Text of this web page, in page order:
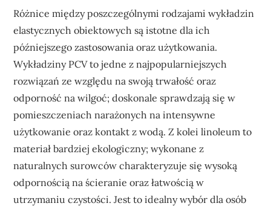
Różnice między poszczególnymi rodzajami wykładzin
elastycznych obiektowych są istotne dla ich
późniejszego zastosowania oraz użytkowania.
Wykładziny PCV to jedne z najpopularniejszych
rozwiązań ze względu na swoją trwałość oraz
odporność na wilgoć; doskonale sprawdzają się w
pomieszczeniach narażonych na intensywne
użytkowanie oraz kontakt z wodą. Z kolei linoleum to
materiał bardziej ekologiczny; wykonane z
naturalnych surowców charakteryzuje się wysoką
odpornością na ścieranie oraz łatwością w
utrzymaniu czystości. Jest to idealny wybór dla osób